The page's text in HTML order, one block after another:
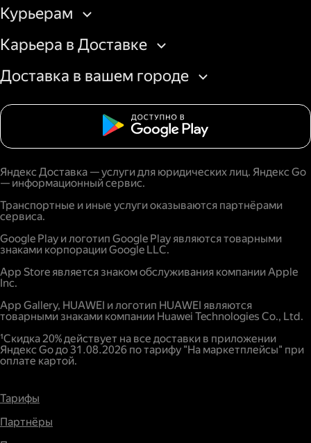
Курьерам
Карьера в Доставке
Доставка в вашем городе
Яндекс Доставка — услуги для юридических лиц. Яндекс Go
— информационный сервис.
Транспортные и иные услуги оказываются партнёрами
сервиса.
Google Play и логотип Google Play являются товарными
знаками корпорации Google LLC.
App Store является знаком обслуживания компании Apple
Inc.
App Gallery, HUAWEI и логотип HUAWEI являются
товарными знаками компании Huawei Technologies Co., Ltd.
¹Скидка 20% действует на все доставки в приложении
Яндекс Go до 31.08.2026 по тарифу "На маркетплейсы" при
оплате картой.
Тарифы
Партнёры